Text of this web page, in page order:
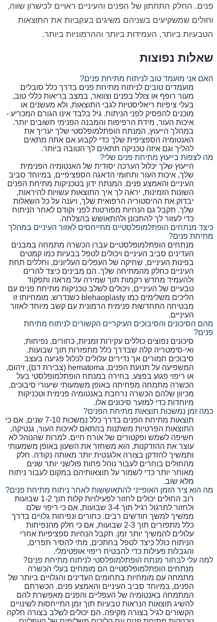
פנים. החלק התחתון של הפנים והעיניים ראויים לכישרון שווה,
וחולים שמשקיעים בשניהם משיגים בעקביות את התוצאות
הטבעיות ביותר, העמידות ביותר וההרמוניות ביותר.
שאלות נפוצות
האם אני מועמד טוב לניתוח מתיחת פנים?
מועמדים טובים לניתוח מתיחת פנים בדרך כלל סובלים
מעור רופף או צולל בפנים וצוואר, במצב בריאות כללי טוב,
בעלי ציפיות ריאליסטיות לגבי התוצאות, ולא מעשנים או
מוכנים להפסיק לפני הניתוח. גיל בלבד אינו הגורם המכריע -
איכות העור, מידת הרפיפות והמבנה הפנימי חשובים יותר.
במהלך הייעוץ, המנתח הופתלמופלסטי שלך יעריך את
האנטומיה הספציפית שלך כדי לקבוע אם אתה מתאים
להליך וגם איזה טכניקה תתאים לך הטובה ביותר.
מה לצפות בייעוץ מתיחת פנים שלי?
הייעוץ שלך יכלול הערכה יסודית של האנטומיה הפנימית
שלך, איכות העור ותחומי הדאגה הספציפיים, במיוחד סביב
העיניים והאמצע פנים. המנתח ידון בטכניקות מתיחת הפנים
השונות הזמינות, יראה לך איך התוצאות עשויות להיראות,
יבדוק את ההיסטוריה הרפואית שלך, ויענה על כל השאלות
שלך. תקבל גם הנחיות מפורטות לפני וקודם לאחר הניתוח
כדי לעזור לך להתכונן ולהתאושש בהצלחה.
כיצד מנתחים הופתלמופלסטיים מתייחסים לאזור העיניים במהלך
מתיחת פנים?
מנתחים הופתלמופלסטיים עברו הכשרה מתמחה במבנים
העדינים סביב העיניים ויכולים לטפל בבעיות כמו קמטים
בפינות העיניים, שחיקה של העפלים העליונים, וחללים תחת
העיניים כחלק מהמתיחה שלך. הם מבינים כיצד להרים
ולהעמיד מחדש רקמות תוך שמירה על מראה ותפקוד
טבעיים של העיניים, ויכולים לשלב טכניקות מתיחת פנים עם
הליכים משלימים כמו blehaoplasty כשנדרש. מומחיותו זו
מבטיחה התחדשות פנימית הרמונית עם קשב מיוחד לאזור
העיניים.
מהם הסיכונים והסיבוכים העיקריים הקשורים לניתוח מתיחת
פנים?
סיכונים נפוצים כוללים עקירות זמניות, כחורים, נפיחות,
ואי-סימטריה קלה שבדרך כלל מתפזרות תוך שבועות.
סיבוכים חמורים אך נדירים עלולים לכלול פגיעה בעצב
המשפיעה על תנועת הפנים, hematoma (צבירת דם), זיהום,
או ריפוי פגוע בפצע. בחירה במנתח הופתלמופלסטי בעל
הכשרה מתמחה מפחיתה באופן משמעותי שיעורי סיבוכים,
מכיוון שלהם הכשרה נרחבת באנטומיה פנימית וטכניקות
מיוחדות כדי למזער סיכונים אלו.
כמה זמן נמשכות תוצאות מתיחת הפנים?
תוצאות מתיחת הפנים בדרך כלל נמשכות 7-10 שנים, אם כי
התוצאות הפרטיות משתנות בהתאם לאיכות העור, גנטיקה,
חשיפה לשמש ופקטורים של אורח חיים. למרות שהנוהל לא
עוצר את ההזדקנות, הוא משחזר את השעון באופן משמעותי
ותמשיך להזדקן בצורה אלגנטית יותר מאותה נקודה. חלק
מהחולים בוחרים לעבור נוהל פחות פולשני יותר שנים
מאוחר יותר כדי לשמור על תוצאותיהם במקום לעבור ניתוח
מלא שוב.
מה הוא ציר הזמן האופייני להתאוששות לאחר ניתוח מתיחת פנים?
רוב החולים יכולים לחזור לפעילויות קלות תוך 1-2 שבועות
ולחזור לתרגול רגיל תוך 3-4 שבועות, אם כי ריפוי שלם
ממשיך למשך חודשים רבים. כחורים ונפיחות גלויים בדרך
כלל מתפזרים תוך 2-3 שבועות, אם כי חלק מהנפיחות
עלולים להמשיך יותר זמן. תקבל הנחיות ספציפיות אחרי
הניתוח כולל כיצד לטפל בחתכים, מתי להסיר תפרים,
והגבלות פעילות כדי להבטיח ריפוי אופטימלי.
למה עלי לבחור מנתח הופתלמופלסטי לניתוח מתיחת פנים?
מנתחים הופתלמופלסטיים הם מומחים בעלי הכשרה
מתמחה עם מומחיות בתחומים העדינים והגלויים ביותר של
הפנים, במיוחד סביב העיניים והאמצע פנים. הכשרתם
המתמחה באנטומיה של העפליים והפנים מאפשרת להם
להשיג תוצאות הנראות טבעיות תוך זמן התייחסות לשינויים
הקשורים לגיל בצורה מקיפה. הם יכולים לשלב בצורה חלקה